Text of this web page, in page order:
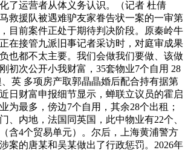
了运营者从体义务认识。（记者 杜倩
救援队被遇难驴友家眷告状一案的一审第
目前案件正处于期待判决阶段。原秦岭牛
在接管九派旧事记者采访时，对庭审成果
也都不太主要。我们会做我们要做、该做
初次公开小我财富，35套物业7个自用 28
英 多项房产取郭晶晶婚后配合持有据第
日财富申报细节显示，蝉联立议员的霍启
为最多，傍边7个自用，其余28个出租；
、内地，法国同英国，此中物业有22个、
含4个贸易单元）。尔后，上海黄浦警方
案的唐某和吴某做出了行政惩罚。2026年